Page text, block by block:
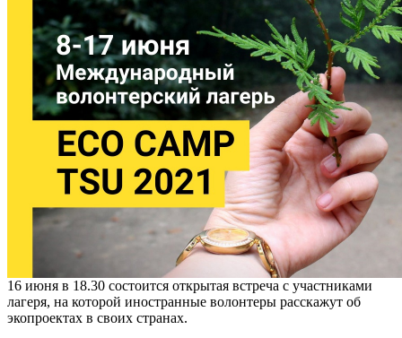
16 июня в 18.30 состоится открытая встреча с участниками
лагеря, на которой иностранные волонтеры расскажут об
экопроектах в своих странах.